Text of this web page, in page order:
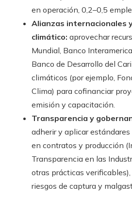
en operación, 0,2–0,5
Alianzas internacionales
climático: aprovechar
Mundial, Banco
Banco de Desarrollo del
climáticos (por ejemplo,
Clima) para cofinanciar
emisión y capacitación.
Transparencia y
adherir y aplicar
en contratos y producción
Transparencia en las
otras prácticas
riesgos de captura y